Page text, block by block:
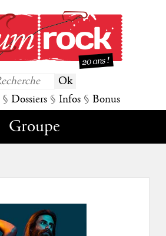
§ Dossiers § Infos § Bonus
Groupe